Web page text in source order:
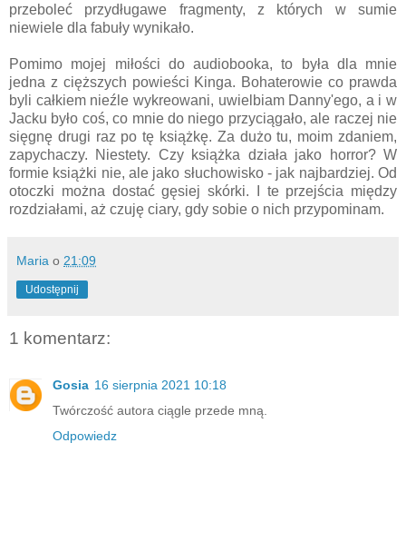
przeboleć przydługawe fragmenty, z których w sumie
niewiele dla fabuły wynikało.
Pomimo mojej miłości do audiobooka, to była dla mnie
jedna z cięższych powieści Kinga. Bohaterowie co prawda
byli całkiem nieźle wykreowani, uwielbiam Danny'ego, a i w
Jacku było coś, co mnie do niego przyciągało, ale raczej nie
sięgnę drugi raz po tę książkę. Za dużo tu, moim zdaniem,
zapychaczy. Niestety. Czy książka działa jako horror? W
formie książki nie, ale jako słuchowisko - jak najbardziej. Od
otoczki można dostać gęsiej skórki. I te przejścia między
rozdziałami, aż czuję ciary, gdy sobie o nich przypominam.
Maria o 21:09
Udostępnij
1 komentarz:
Gosia 16 sierpnia 2021 10:18
Twórczość autora ciągle przede mną.
Odpowiedz